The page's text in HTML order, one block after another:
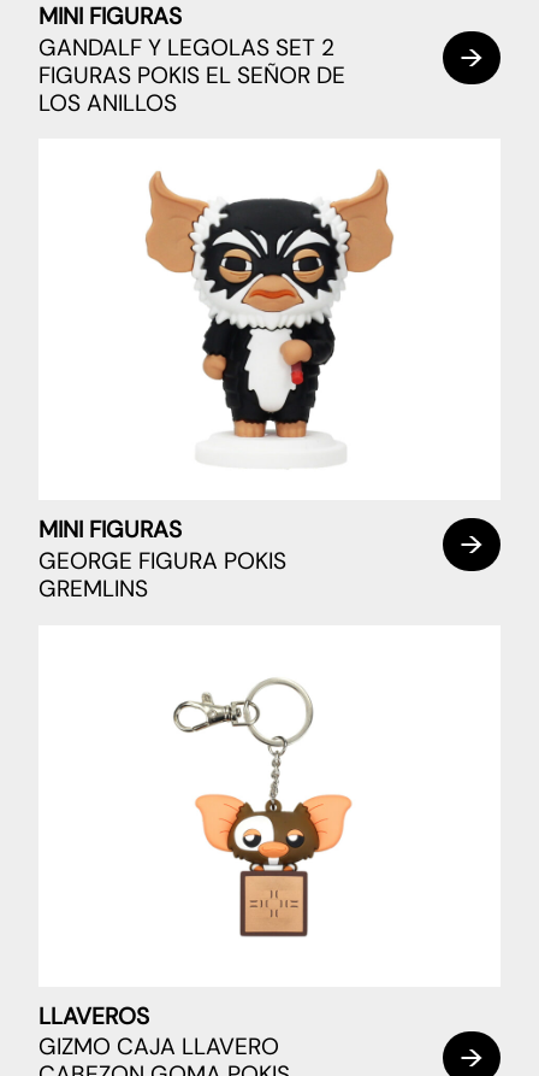
MINI FIGURAS
GANDALF Y LEGOLAS SET 2
FIGURAS POKIS EL SEÑOR DE
LOS ANILLOS
MINI FIGURAS
GEORGE FIGURA POKIS
GREMLINS
LLAVEROS
GIZMO CAJA LLAVERO